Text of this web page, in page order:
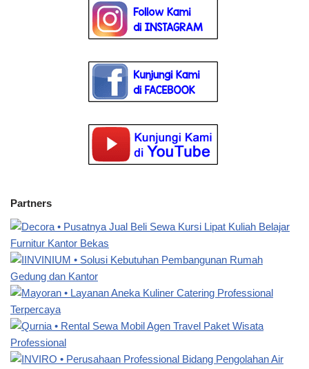
Partners